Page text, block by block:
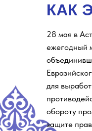
КАК
28 мая в
ежегодный
для
обороту
защите